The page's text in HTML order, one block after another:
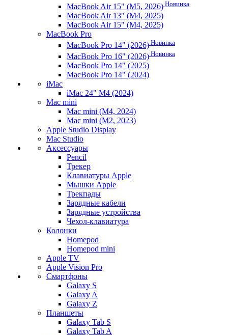
MacBook Air 15" (M5, 2026) Новинка
MacBook Air 13" (M4, 2025)
MacBook Air 15" (M4, 2025)
MacBook Pro
MacBook Pro 14" (2026) Новинка
MacBook Pro 16" (2026) Новинка
MacBook Pro 14" (2025)
MacBook Pro 14" (2024)
iMac
iMac 24" M4 (2024)
Mac mini
Mac mini (M4, 2024)
Mac mini (M2, 2023)
Apple Studio Display
Mac Studio
Аксессуары
Pencil
Трекер
Клавиатуры Apple
Мышки Apple
Трекпады
Зарядные кабели
Зарядные устройства
Чехол-клавиатура
Колонки
Homepod
Homepod mini
Apple TV
Apple Vision Pro
Смартфоны
Galaxy S
Galaxy A
Galaxy Z
Планшеты
Galaxy Tab S
Galaxy Tab A